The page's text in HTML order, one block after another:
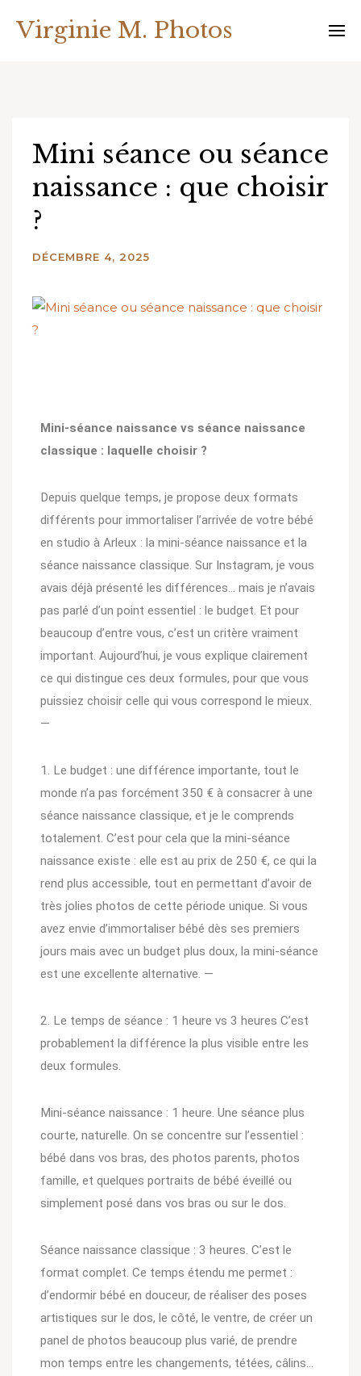
Virginie M. Photos
Mini séance ou séance
naissance : que choisir
?
DÉCEMBRE 4, 2025
Mini-séance naissance vs séance naissance
classique : laquelle choisir ?
Depuis quelque temps, je propose deux formats
différents pour immortaliser l’arrivée de votre bébé
en studio à Arleux : la mini-séance naissance et la
séance naissance classique. Sur Instagram, je vous
avais déjà présenté les différences… mais je n’avais
pas parlé d’un point essentiel : le budget. Et pour
beaucoup d’entre vous, c’est un critère vraiment
important. Aujourd’hui, je vous explique clairement
ce qui distingue ces deux formules, pour que vous
puissiez choisir celle qui vous correspond le mieux.
—
1. Le budget : une différence importante, tout le
monde n’a pas forcément 350 € à consacrer à une
séance naissance classique, et je le comprends
totalement. C’est pour cela que la mini-séance
naissance existe : elle est au prix de 250 €, ce qui la
rend plus accessible, tout en permettant d’avoir de
très jolies photos de cette période unique. Si vous
avez envie d’immortaliser bébé dès ses premiers
jours mais avec un budget plus doux, la mini-séance
est une excellente alternative. —
2. Le temps de séance : 1 heure vs 3 heures C’est
probablement la différence la plus visible entre les
deux formules.
Mini-séance naissance : 1 heure. Une séance plus
courte, naturelle. On se concentre sur l’essentiel :
bébé dans vos bras, des photos parents, photos
famille, et quelques portraits de bébé éveillé ou
simplement posé dans vos bras ou sur le dos.
Séance naissance classique : 3 heures. C’est le
format complet. Ce temps étendu me permet :
d’endormir bébé en douceur, de réaliser des poses
artistiques sur le dos, le côté, le ventre, de créer un
panel de photos beaucoup plus varié, de prendre
mon temps entre les changements, tétées, câlins…